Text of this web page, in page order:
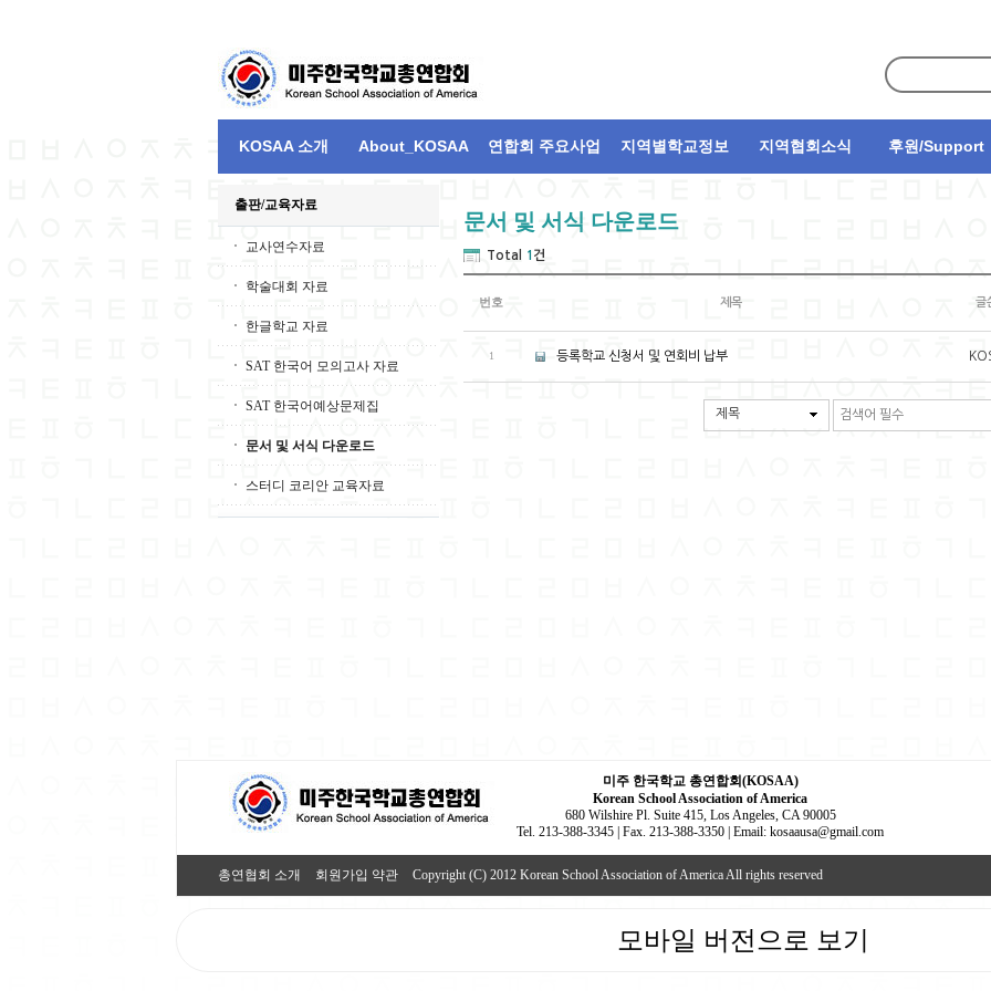
KOSAA 소개 About_KOSAA 연합회 주요사업 지역별학교정보 지역협회소식 후원/Support
출판/교육자료
교사연수자료
학술대회 자료
한글학교 자료
SAT 한국어 모의고사 자료
SAT 한국어예상문제집
문서 및 서식 다운로드
스터디 코리안 교육자료
문서 및 서식 다운로드
Total 1 건
번호 제목 글
1 등록학교 신청서 및 연회비 납부
제목
미주 한국학교 총연합회(KOSAA)
Korean School Association of America
680 Wilshire Pl. Suite 415, Los Angeles, CA 90005
Tel. 213-388-3345 | Fax. 213-388-3350 | Email: kosaausa@gmail.com
총연협회 소개 회원가입 약관 Copyright (C) 2012 Korean School Association of America All rights reserved
모바일 버전으로 보기